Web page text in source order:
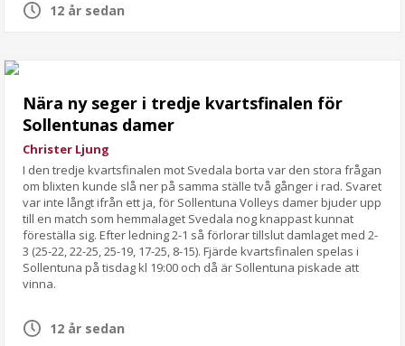
12 år sedan
Nära ny seger i tredje kvartsfinalen för
Sollentunas damer
Christer Ljung
I den tredje kvartsfinalen mot Svedala borta var den stora frågan
om blixten kunde slå ner på samma ställe två gånger i rad. Svaret
var inte långt ifrån ett ja, för Sollentuna Volleys damer bjuder upp
till en match som hemmalaget Svedala nog knappast kunnat
föreställa sig. Efter ledning 2-1 så förlorar tillslut damlaget med 2-
3 (25-22, 22-25, 25-19, 17-25, 8-15). Fjärde kvartsfinalen spelas i
Sollentuna på tisdag kl 19:00 och då är Sollentuna piskade att
vinna.
12 år sedan